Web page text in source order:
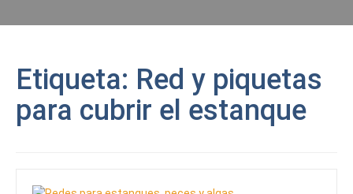
Etiqueta: Red y piquetas
para cubrir el estanque